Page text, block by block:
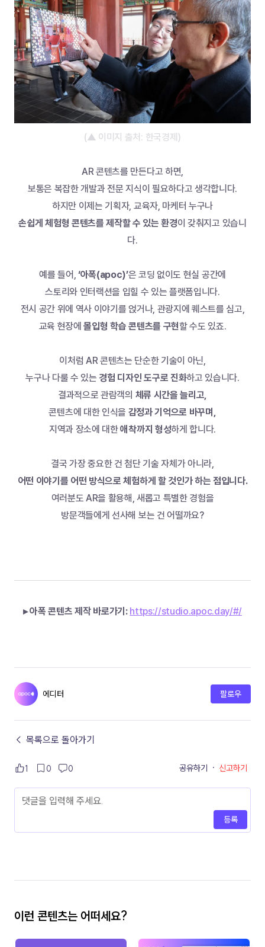
(▲ 이미지 출처: 한국경제)
AR 콘텐츠를 만든다고 하면,
보통은 복잡한 개발과 전문 지식이 필요하다고 생각합니다.
하지만 이제는 기획자, 교육자, 마케터 누구나
손쉽게 체험형 콘텐츠를 제작할 수 있는 환경이 갖춰지고 있습니
다.
예를 들어, ‘아폭(apoc)’은 코딩 없이도 현실 공간에
스토리와 인터랙션을 입힐 수 있는 플랫폼입니다.
전시 공간 위에 역사 이야기를 얹거나, 관광지에 퀘스트를 심고,
교육 현장에 몰입형 학습 콘텐츠를 구현할 수도 있죠.
이처럼 AR 콘텐츠는 단순한 기술이 아닌,
누구나 다룰 수 있는 경험 디자인 도구로 진화하고 있습니다.
결과적으로 관람객의 체류 시간을 늘리고,
콘텐츠에 대한 인식을 감정과 기억으로 바꾸며,
지역과 장소에 대한 애착까지 형성하게 합니다.
결국 가장 중요한 건 첨단 기술 자체가 아니라,
어떤 이야기를 어떤 방식으로 체험하게 할 것인가 하는 점입니다.
여러분도 AR을 활용해, 새롭고 특별한 경험을
방문객들에게 선사해 보는 건 어떨까요?
▸ 아폭 콘텐츠 제작 바로가기: https://studio.apoc.day/#/
에디터 팔로우
← 목록으로 돌아가기
1 0 0 공유하기 · 신고하기
등록
이런 콘텐츠는 어떠세요?